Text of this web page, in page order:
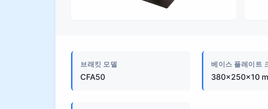
브래킷 모델
CFA50
베이스 플레이트
380×250×10